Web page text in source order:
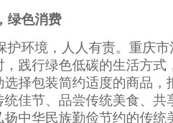
绿色消费
护环境，人人有责。重庆
践行绿色低碳的生活方式
择包装简约适度的商品，
佳节、品尝传统美食、共
扬中华民族勤俭节约的传统